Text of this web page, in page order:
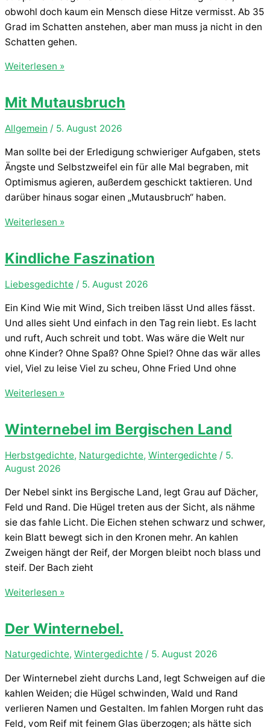
obwohl doch kaum ein Mensch diese Hitze vermisst. Ab 35
Grad im Schatten anstehen, aber man muss ja nicht in den
Schatten gehen.
Unerträgliche
Weiterlesen »
Mit Mutausbruch
Allgemein / 5. August 2026
Man sollte bei der Erledigung schwieriger Aufgaben, stets
Ängste und Selbstzweifel ein für alle Mal begraben, mit
Optimismus agieren, außerdem geschickt taktieren. Und
darüber hinaus sogar einen „Mutausbruch“ haben.
Mit
Weiterlesen »
Kindliche Faszination
Liebesgedichte / 5. August 2026
Ein Kind Wie mit Wind, Sich treiben lässt Und alles fässt.
Und alles sieht Und einfach in den Tag rein liebt. Es lacht
und ruft, Auch schreit und tobt. Was wäre die Welt nur
ohne Kinder? Ohne Spaß? Ohne Spiel? Ohne das wär alles
viel, Viel zu leise Viel zu scheu, Ohne Fried Und ohne
Kindliche
Weiterlesen »
Winternebel im Bergischen Land
Herbstgedichte, Naturgedichte, Wintergedichte / 5.
August 2026
Der Nebel sinkt ins Bergische Land, legt Grau auf Dächer,
Feld und Rand. Die Hügel treten aus der Sicht, als nähme
sie das fahle Licht. Die Eichen stehen schwarz und schwer,
kein Blatt bewegt sich in den Kronen mehr. An kahlen
Zweigen hängt der Reif, der Morgen bleibt noch blass und
steif. Der Bach zieht
Winternebel
Bergischen
Land
Weiterlesen »
Der Winternebel.
Naturgedichte, Wintergedichte / 5. August 2026
Der Winternebel zieht durchs Land, legt Schweigen auf die
kahlen Weiden; die Hügel schwinden, Wald und Rand
verlieren Namen und Gestalten. Im fahlen Morgen ruht das
Feld, vom Reif mit feinem Glas überzogen; als hätte sich